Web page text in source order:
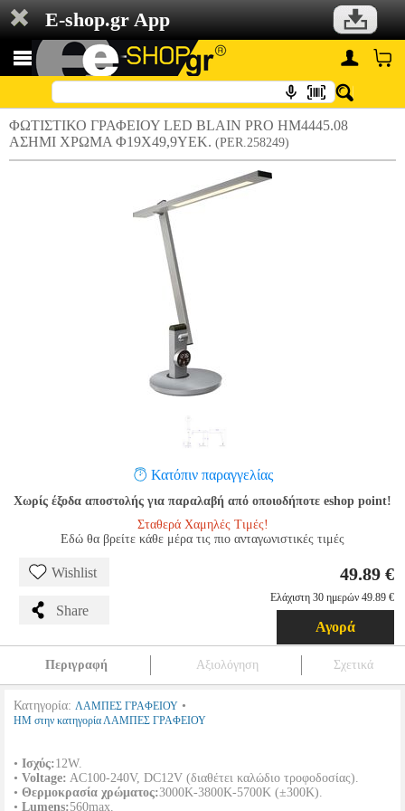
E-shop.gr App
ΦΩΤΙΣΤΙΚΟ ΓΡΑΦΕΙΟΥ LED BLAIN PRO HM4445.08
ΑΣΗΜΙ ΧΡΩΜΑ Φ19X49,9ΥΕΚ. (PER.258249)
Κατόπιν παραγγελίας
Χωρίς έξοδα αποστολής για παραλαβή από οποιοδήποτε eshop point!
Σταθερά Χαμηλές Τιμές!
Εδώ θα βρείτε κάθε μέρα τις πιο ανταγωνιστικές τιμές
Wishlist
Share
49.89 €
Ελάχιστη 30 ημερών 49.89 €
Αγορά
Περιγραφή Αξιολόγηση Σχετικά
Κατηγορία: ΛΑΜΠΕΣ ΓΡΑΦΕΙΟΥ •
HM στην κατηγορία ΛΑΜΠΕΣ ΓΡΑΦΕΙΟΥ
• Ισχύς:12W.
• Voltage: AC100-240V, DC12V (διαθέτει καλώδιο τροφοδοσίας).
• Θερμοκρασία χρώματος:3000Κ-3800Κ-5700Κ (±300Κ).
• Lumens:560max.